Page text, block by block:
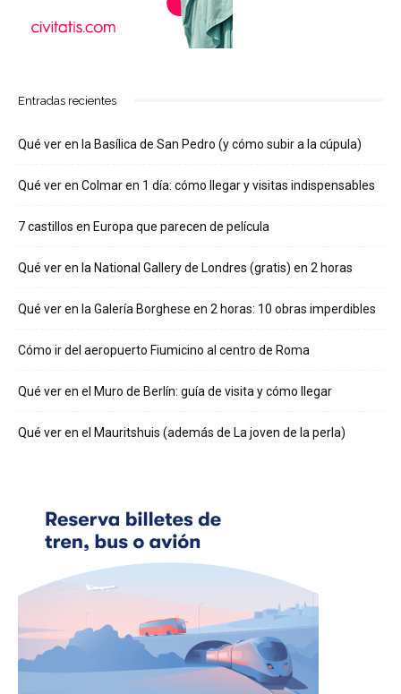
Entradas recientes
Qué ver en la Basílica de San Pedro (y cómo subir a la cúpula)
Qué ver en Colmar en 1 día: cómo llegar y visitas indispensables
7 castillos en Europa que parecen de película
Qué ver en la National Gallery de Londres (gratis) en 2 horas
Qué ver en la Galería Borghese en 2 horas: 10 obras imperdibles
Cómo ir del aeropuerto Fiumicino al centro de Roma
Qué ver en el Muro de Berlín: guía de visita y cómo llegar
Qué ver en el Mauritshuis (además de La joven de la perla)